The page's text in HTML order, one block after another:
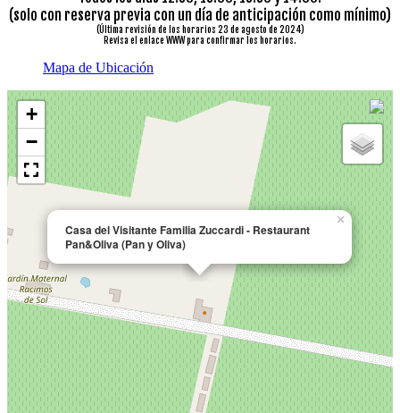
(solo con reserva previa con un día de anticipación como mínimo)
(Última revisión de los horarios 23 de agosto de 2024)
Revisa el enlace WWW para confirmar los horarios.
Mapa de Ubicación
Casa del Visitante Familia Zuccardi - Restaurant
Pan&Oliva (Pan y Oliva)
×
+
−